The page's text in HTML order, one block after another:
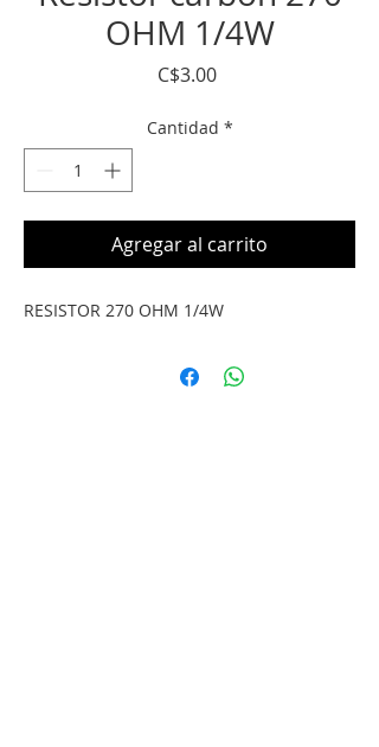
OHM 1/4W
C$3.00Precio
Cantidad *
Agregar al carrito
RESISTOR 270 OHM 1/4W